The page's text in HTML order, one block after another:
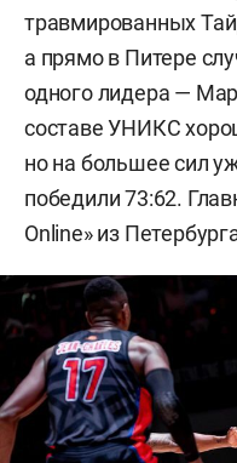
травмированных
а прямо в Питере
одного лидера —
составе УНИКС
но на большее сил
победили 73:62.
Online» из